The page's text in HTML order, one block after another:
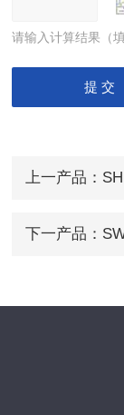
请输入计算结果（
上一产品：
下一产品：